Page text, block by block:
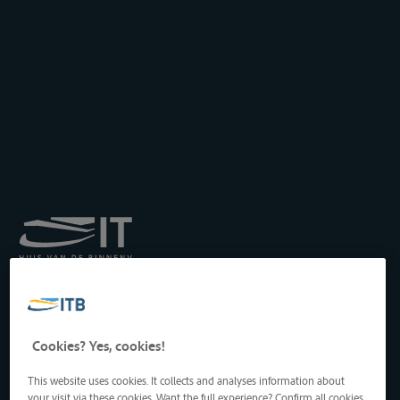
het Transport langs de
Drukpersstraat 19
1000 Brussel, België
Tel: +32 2 217 09 67
http://www.itb-info.be
Cookies? Yes, cookies!
This website uses cookies. It collects and analyses information about